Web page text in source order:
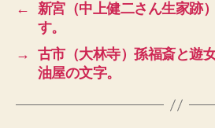
←
新宮（中上健二さん生家跡
す。
→
古市（大林寺）孫福斎と遊
油屋の文字。